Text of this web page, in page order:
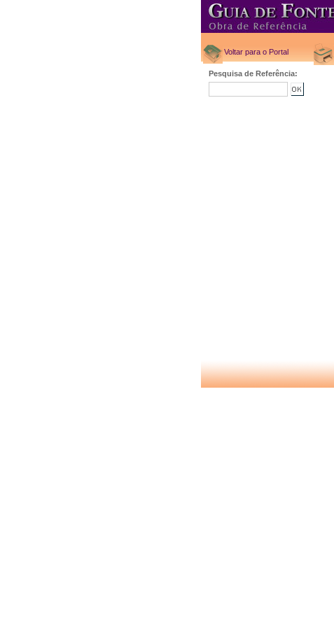
Voltar para o Portal
Pesquisa de Referência: